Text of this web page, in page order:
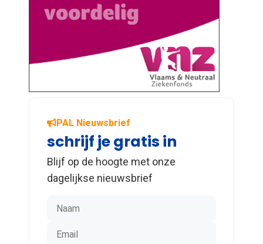
PAL Nieuwsbrief
schrijf je gratis in
Blijf op de hoogte met onze
dagelijkse nieuwsbrief